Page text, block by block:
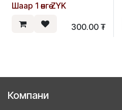
Шаар 1 өнгө ZYK
300.00₮
Компани